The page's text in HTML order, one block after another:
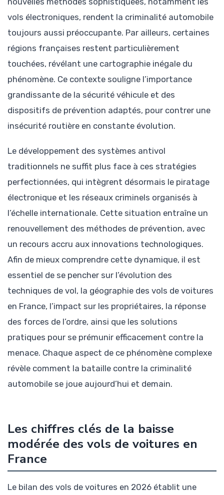
vols électroniques, rendent la criminalité automobile
toujours aussi préoccupante. Par ailleurs, certaines
régions françaises restent particulièrement
touchées, révélant une cartographie inégale du
phénomène. Ce contexte souligne l’importance
grandissante de la sécurité véhicule et des
dispositifs de prévention adaptés, pour contrer une
insécurité routière en constante évolution.
Le développement des systèmes antivol
traditionnels ne suffit plus face à ces stratégies
perfectionnées, qui intègrent désormais le piratage
électronique et les réseaux criminels organisés à
l’échelle internationale. Cette situation entraîne un
renouvellement des méthodes de prévention, avec
un recours accru aux innovations technologiques.
Afin de mieux comprendre cette dynamique, il est
essentiel de se pencher sur l’évolution des
techniques de vol, la géographie des vols de voitures
en France, l’impact sur les propriétaires, la réponse
des forces de l’ordre, ainsi que les solutions
pratiques pour se prémunir efficacement contre la
menace. Chaque aspect de ce phénomène complexe
révèle comment la bataille contre la criminalité
automobile se joue aujourd’hui et demain.
Les chiffres clés de la baisse
modérée des vols de voitures en
France
Le bilan des vols de voitures en 2026 établit une